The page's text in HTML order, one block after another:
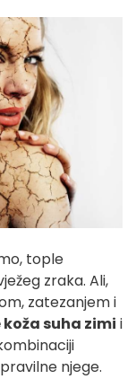
tople
zraka. Ali,
zatezanjem i
suha zimi i
njege.